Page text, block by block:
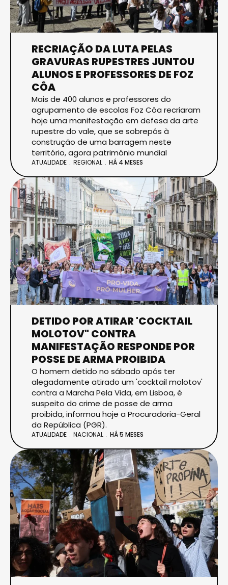
RECRIAÇÃO DA LUTA PELAS
GRAVURAS RUPESTRES JUNTOU
ALUNOS E PROFESSORES DE FOZ
CÔA
Mais de 400 alunos e professores do
agrupamento de escolas Foz Côa recriaram
hoje uma manifestação em defesa da arte
rupestre do vale, que se sobrepôs à
construção de uma barragem neste
território, agora património mundial
ATUALIDADE REGIONAL HÁ 4 MESES
DETIDO POR ATIRAR 'COCKTAIL
MOLOTOV" CONTRA
MANIFESTAÇÃO RESPONDE POR
POSSE DE ARMA PROIBIDA
O homem detido no sábado após ter
alegadamente atirado um 'cocktail molotov'
contra a Marcha Pela Vida, em Lisboa, é
suspeito do crime de posse de arma
proibida, informou hoje a Procuradoria-Geral
da República (PGR).
ATUALIDADE NACIONAL HÁ 5 MESES